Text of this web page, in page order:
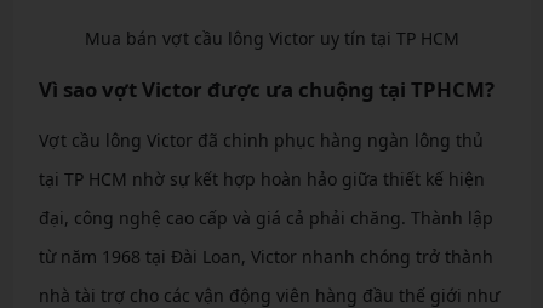
Mua bán vợt cầu lông Victor uy tín tại TP HCM
Vì sao vợt Victor được ưa chuộng tại TPHCM?
Vợt cầu lông Victor đã chinh phục hàng ngàn lông thủ
tại TP HCM nhờ sự kết hợp hoàn hảo giữa thiết kế hiện
đại, công nghệ cao cấp và giá cả phải chăng. Thành lập
từ năm 1968 tại Đài Loan, Victor nhanh chóng trở thành
nhà tài trợ cho các vận động viên hàng đầu thế giới như